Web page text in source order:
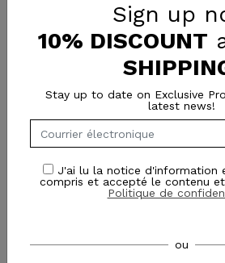
Sign up
10% DISCOUNT
Stay up to date on Exclusive
latest news!
J'ai lu la notice d'information
compris et accepté le contenu
Politique de
ou